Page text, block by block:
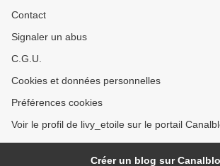
Contact
Signaler un abus
C.G.U.
Cookies et données personnelles
Préférences cookies
Voir le profil de livy_etoile sur le portail
Créer un blog sur